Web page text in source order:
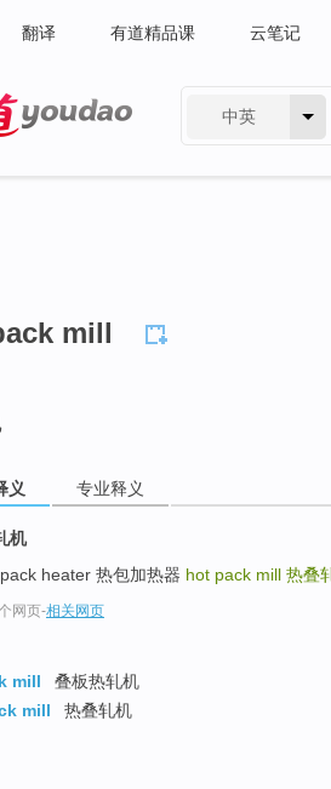
翻译 有道精品课 云笔记
中英
mill
义 专业释义
机
pack heater 热包加热器 hot pack mill 热叠
网页-相关网页
mill
叠板热轧机
mill
热叠轧机